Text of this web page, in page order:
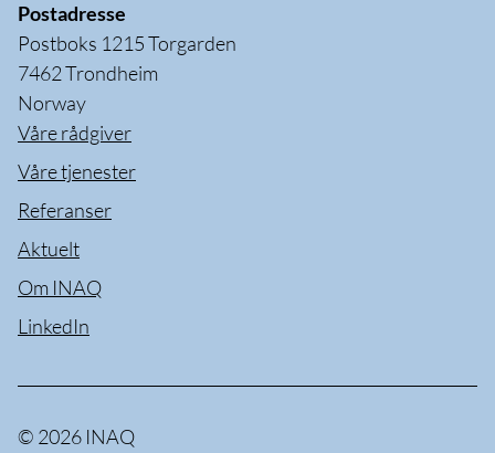
Postadresse
Postboks 1215 Torgarden
7462 Trondheim
Norway
Våre rådgiver
Våre tjenester
Referanser
Aktuelt
Om INAQ
LinkedIn
© 2026 INAQ